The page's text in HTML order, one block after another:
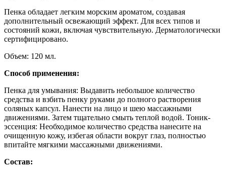
Пенка обладает легким морским ароматом, создавая
дополнительный освежающий эффект. Для всех типов и
состояний кожи, включая чувствительную. Дерматологически
сертифицировано.
Объем: 120 мл.
Способ применения:
Пенка для умывания: Выдавить небольшое количество
средства и взбить пенку руками до полного растворения
соляных капсул. Нанести на лицо и шею массажными
движениями. Затем тщательно смыть теплой водой. Тоник-
эссенция: Необходимое количество средства нанесите на
очищенную кожу, избегая области вокруг глаз, полностью
впитайте мягкими массажными движениями.
Состав: